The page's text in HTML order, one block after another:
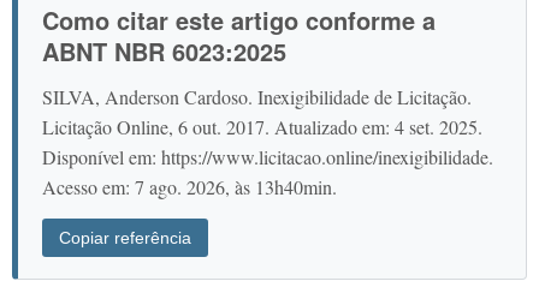
Como citar este artigo conforme a
ABNT NBR 6023:2025
SILVA, Anderson Cardoso. Inexigibilidade de Licitação.
Licitação Online, 6 out. 2017. Atualizado em: 4 set. 2025.
Disponível em: https://www.licitacao.online/inexigibilidade.
Acesso em: 7 ago. 2026, às 13h40min.
Copiar referência